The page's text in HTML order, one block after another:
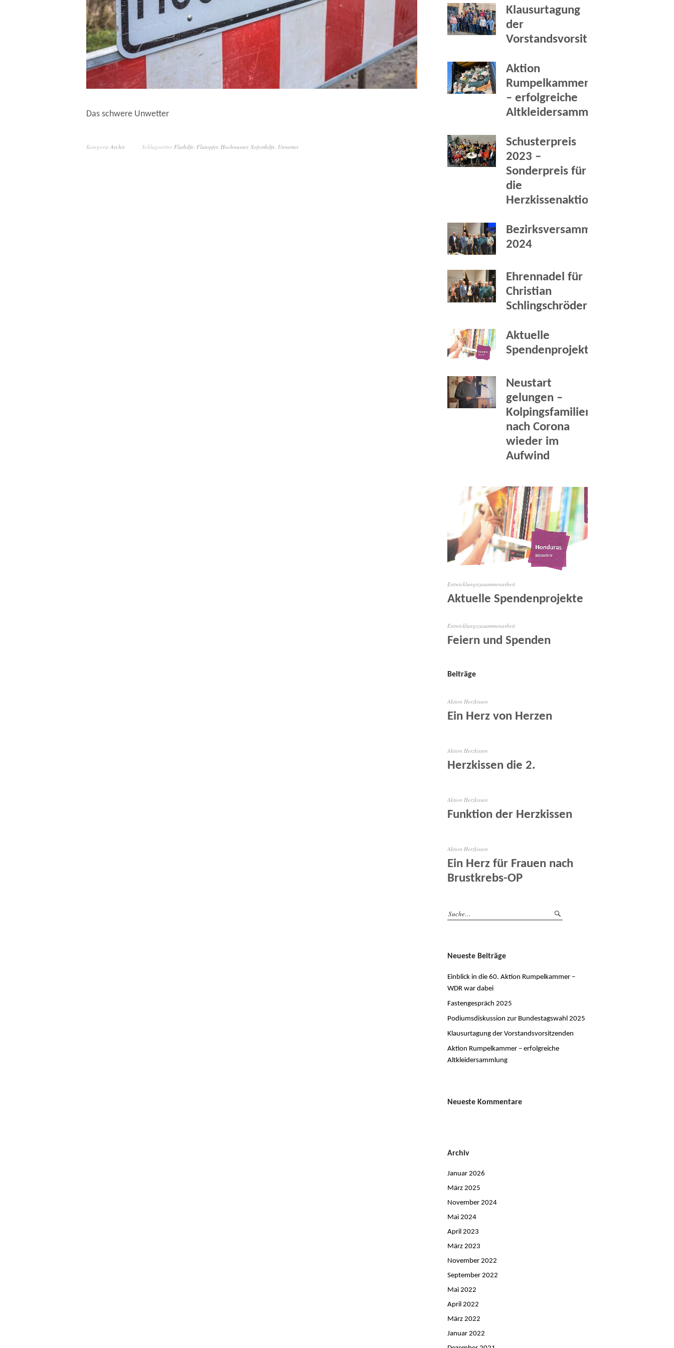
Das schwere Unwetter
Kategorie Archiv SchlagwörterFluthilfe, Flutopfer, Hochwasser, Soforthilfe, Unwetter
Klausurtagung
der
Vorstandsvorsitzenden
Aktion
Rumpelkammer
– erfolgreiche
Altkleidersammlung
Schusterpreis
2023 –
Sonderpreis für
die
Herzkissenaktion
Bezirksversammlung
2024
Ehrennadel für
Christian
Schlingschröder
Aktuelle
Spendenprojekte
Neustart
gelungen –
Kolpingsfamilien
nach Corona
wieder im
Aufwind
Entwicklungszusammenarbeit
Aktuelle Spendenprojekte
Entwicklungszusammenarbeit
Feiern und Spenden
Beiträge
Aktion Herzkissen
Ein Herz von Herzen
Aktion Herzkissen
Herzkissen die 2.
Aktion Herzkissen
Funktion der Herzkissen
Aktion Herzkissen
Ein Herz für Frauen nach
Brustkrebs-OP
Neueste Beiträge
Einblick in die 60. Aktion Rumpelkammer –
WDR war dabei
Fastengespräch 2025
Podiumsdiskussion zur Bundestagswahl 2025
Klausurtagung der Vorstandsvorsitzenden
Aktion Rumpelkammer – erfolgreiche
Altkleidersammlung
Neueste Kommentare
Archiv
Januar 2026
März 2025
November 2024
Mai 2024
April 2023
März 2023
November 2022
September 2022
Mai 2022
April 2022
März 2022
Januar 2022